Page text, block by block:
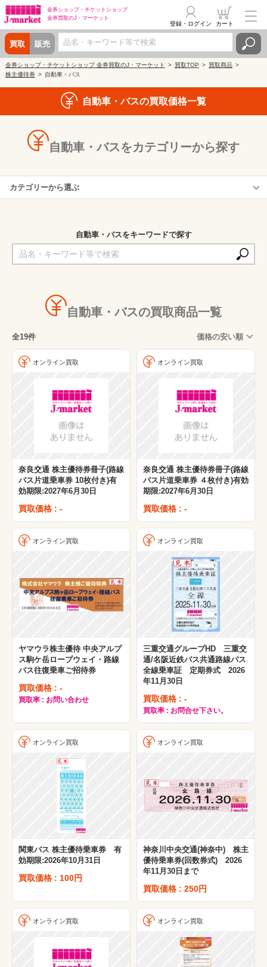
金券ショップ・ チケットショップ
金券買取のJ・マーケット
買取 販売
登録・ログイン カート
金券ショップ・チケットショップ 金券買取のJ・マーケット 買取TOP
買取商品
株主優待券
自動車・バス
自動車・バスの買取価格一覧
自動車・バスをカテゴリーから探す
カテゴリーから選ぶ
横浜シティ・エア・ターミナル(YCAT)
新潟交通
三重交通
立山黒部貫光
北海道中央バス
自動車・バスをキーワードで探す
自動車・バスの買取商品一覧
全19件 価格の安い順
オンライン買取
奈良交通 株主優待券冊子(路線
バス片道乗車券 10枚付き)有
効期限:2027年6月30日
買取価格 : -
オンライン買取
奈良交通 株主優待券冊子(路線
バス片道乗車券 ４枚付き)有効
期限:2027年6月30日
買取価格 : -
オンライン買取
ヤマウラ株主優待 中央アルプ
ス駒ケ岳ロープウェイ・路線
バス往復乗車ご招待券
買取価格 : -
買取率 : お問い合わせ
オンライン買取
三重交通グループHD 三重交
通/名阪近鉄バス共通路線バス
全線乗車証 定期券式 2026
年11月30日
買取価格 : -
買取率 : お問合せ下さい。
オンライン買取
関東バス 株主優待乗車券 有
効期限:2026年10月31日
買取価格 : 100円
オンライン買取
神奈川中央交通(神奈中) 株主
優待乗車券(回数券式) 2026
年11月30日まで
買取価格 : 250円
オンライン買取 オンライン買取